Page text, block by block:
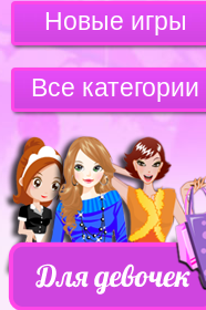
Новые игры
Все категории